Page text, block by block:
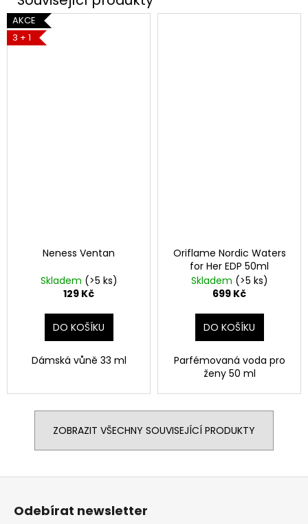
AKCE
3 + 1
Neness Ventan
Skladem (>5 ks)
129 Kč
DO KOŠÍKU
Dámská vůně 33 ml
Oriflame Nordic Waters
for Her EDP 50ml
Skladem (>5 ks)
699 Kč
DO KOŠÍKU
Parfémovaná voda pro
ženy50 ml
ZOBRAZIT VŠECHNY SOUVISEJÍCÍ PRODUKTY
Z
Odebírat newsletter